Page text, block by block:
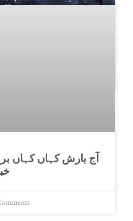
آج بارش کہاں کہاں